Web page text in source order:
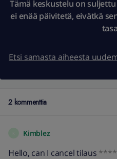
Tämä keskustelu on
ei enää päivitetä, eivätkä
Etsi samasta aiheesta
2 kommenttia
Kimblez
Hello, can I cancel tilaus